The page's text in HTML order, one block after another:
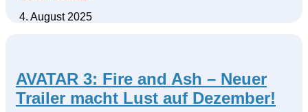
4. August 2025
AVATAR 3: Fire and Ash – Neuer
Trailer macht Lust auf Dezember!